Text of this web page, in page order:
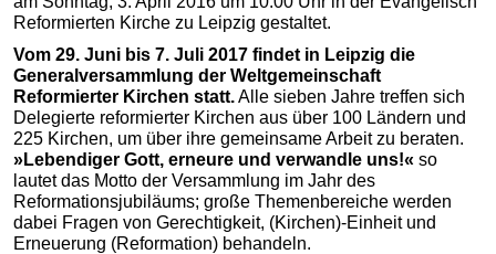
Reformierten Kirche zu Leipzig gestaltet.
Vom 29. Juni bis 7. Juli 2017 findet in Leipzig die
Generalversammlung der Weltgemeinschaft
Reformierter Kirchen statt.Alle sieben Jahre treffen sich
Delegierte reformierter Kirchen aus über 100 Ländern und
225 Kirchen, um über ihre gemeinsame Arbeit zu beraten.
»Lebendiger Gott, erneure und verwandle uns!« so
lautet das Motto der Versammlung im Jahr des
Reformationsjubiläums; große Themenbereiche werden
dabei Fragen von Gerechtigkeit, (Kirchen)-Einheit und
Erneuerung (Reformation) behandeln.